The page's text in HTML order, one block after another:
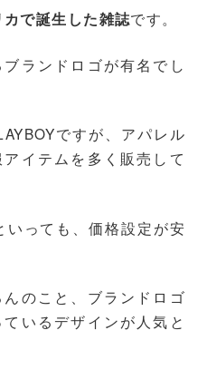
で誕生した雑誌です。
ランドロゴが有名でし
ですが、アパレル
イテムを多く販売して
いっても、価格設定が安
のこと、ブランドロゴ
いるデザインが人気と